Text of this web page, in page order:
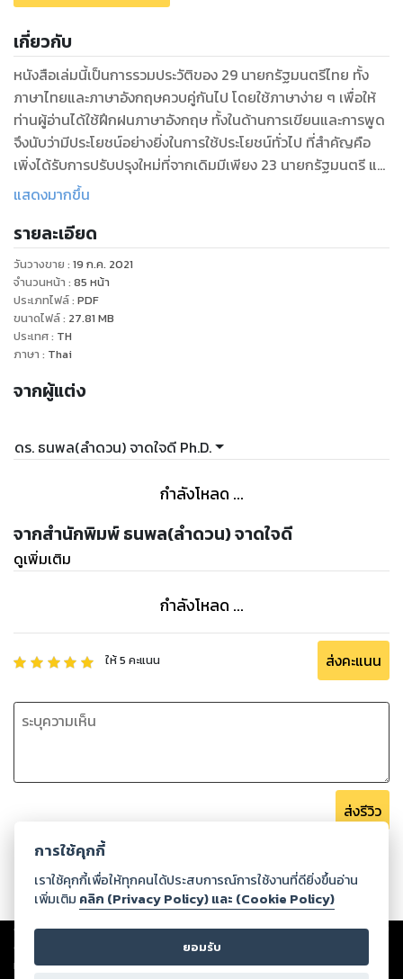
เกี่ยวกับ
หนังสือเล่มนี้เป็นการรวมประวัติของ 29 นายกรัฐมนตรีไทย ทั้ง
ภาษาไทยและภาษาอังกฤษควบคู่กันไป โดยใช้ภาษาง่าย ๆ เพื่อให้
ท่านผู้อ่านได้ใช้ฝึกฝนภาษาอังกฤษ ทั้งในด้านการเขียนและการพูด
จึงนับว่ามีประโยชน์อย่างยิ่งในการใช้ประโยชน์ทั่วไป ที่สำคัญคือ
เพิ่งได้รับการปรับปรุงใหม่ที่จากเดิมมีเพียง 23 นายกรัฐมนตรี แต่
ตอนนี้มี 29 ท่านแล้ว
แสดงมากขึ้น
รายละเอียด
วันวางขาย : 19 ก.ค. 2021
จำนวนหน้า : 85 หน้า
ประเภทไฟล์: PDF
ขนาดไฟล์: 27.81 MB
ประเทศ: TH
ภาษา : Thai
จากผู้แต่ง
ดร. ธนพล(ลำดวน) จาดใจดี Ph.D.
กำลังโหลด ...
จากสำนักพิมพ์ ธนพล(ลำดวน) จาดใจดี
ดูเพิ่มเติม
กำลังโหลด ...
ให้5 คะแนน ส่งคะแนน
ส่งรีวิว
Copyright ©2026Storylog Co., Ltd. - สตอรี่ล็อกขอสงวนสิทธิ์ไม่รับผิดชอบ
ต่อผลงานหรือเนื้อหาใดที่อัปโหลดผ่านเว็บไซต์และปรากฏว่าละเมิดสิทธิใน
ทรัพย์สินทางปัญญาของบุคคลอื่นหรือขัดต่อกฎหมายและศีลธรรม ดังนั้น ผู้อ่าน
การใช้คุกกี้
เราใช้คุกกี้เพื่อให้ทุกคนได้ประสบการณ์การใช้งานที่ดียิ่งขึ้นอ่าน
เพิ่มเติม คลิก (Privacy Policy) และ (Cookie Policy)
ยอมรับ